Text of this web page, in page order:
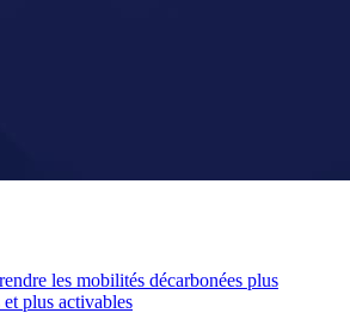
les mobilités décarbonées plus
plus activables